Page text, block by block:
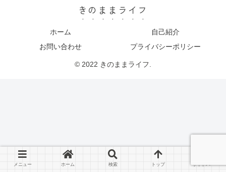
きのままライフ
ホーム
自己紹介
お問い合わせ
プライバシーポリシー
© 2022 きのままライフ.
メニュー ホーム 検索 トップ サイドバー